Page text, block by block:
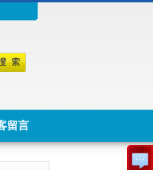
留言